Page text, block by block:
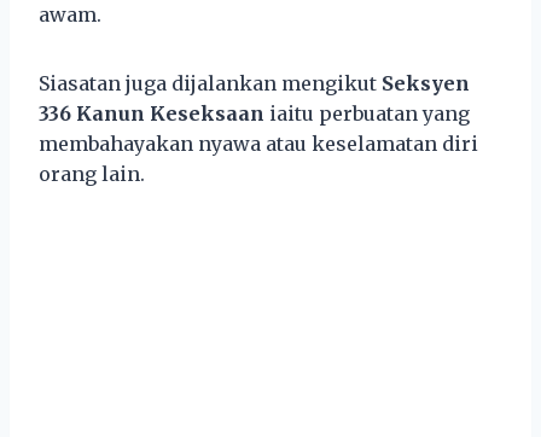
awam.
Siasatan juga dijalankan mengikut Seksyen
336 Kanun Keseksaan iaitu perbuatan yang
membahayakan nyawa atau keselamatan diri
orang lain.